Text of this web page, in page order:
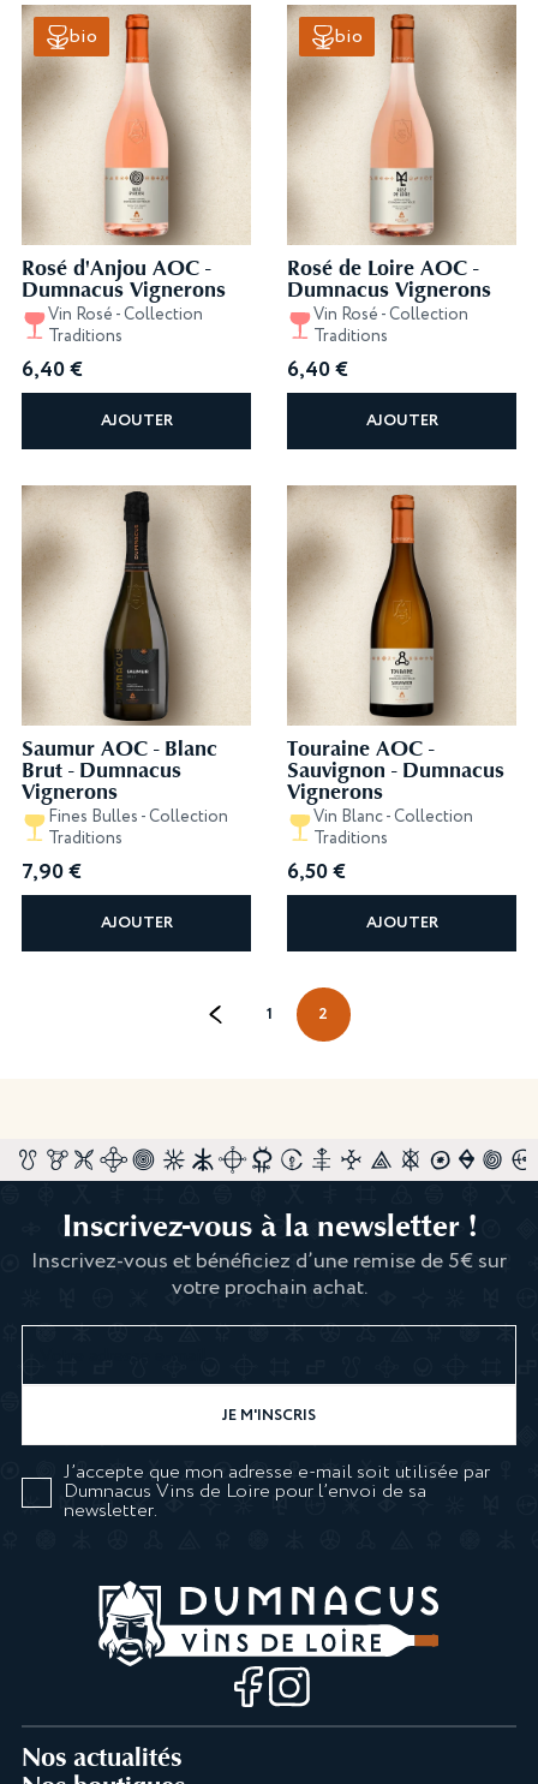
bio
Rosé d'Anjou AOC -
Dumnacus Vignerons
Vin Rosé - Collection
Traditions
6,40€
AJOUTER
bio
Rosé de Loire AOC -
Dumnacus Vignerons
Vin Rosé - Collection
Traditions
6,40€
AJOUTER
Saumur AOC - Blanc
Brut - Dumnacus
Vignerons
Fines Bulles - Collection
Traditions
7,90€
AJOUTER
Touraine AOC -
Sauvignon - Dumnacus
Vignerons
Vin Blanc - Collection
Traditions
6,50€
AJOUTER
← 1 2
Inscrivez-vous à la newsletter !
Inscrivez-vous et bénéficiez d’une remise de 5€ sur
votre prochain achat.
J’accepte que mon adresse e-mail soit utilisée par
Dumnacus Vins de Loire pour l’envoi de sa
newsletter.
Nos actualités